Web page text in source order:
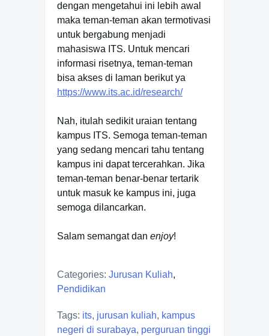
dengan mengetahui ini lebih awal
maka teman-teman akan termotivasi
untuk bergabung menjadi
mahasiswa ITS. Untuk mencari
informasi risetnya, teman-teman
bisa akses di laman berikut ya
https://www.its.ac.id/research/
Nah, itulah sedikit uraian tentang
kampus ITS. Semoga teman-teman
yang sedang mencari tahu tentang
kampus ini dapat tercerahkan. Jika
teman-teman benar-benar tertarik
untuk masuk ke kampus ini, juga
semoga dilancarkan.
Salam semangat dan enjoy!
Categories: Jurusan Kuliah,
Pendidikan
Tags: its, jurusan kuliah, kampus
negeri di surabaya, perguruan tinggi